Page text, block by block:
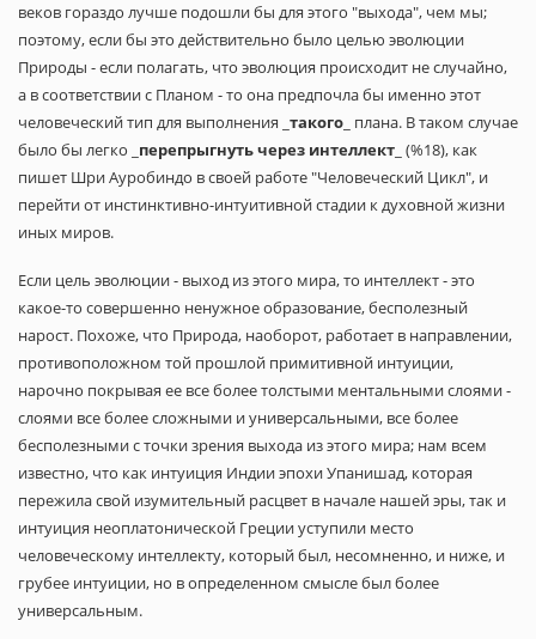
веков гораздо лучше подошли бы для этого "выхода", чем мы;
поэтому, если бы это действительно было целью эволюции
Природы - если полагать, что эволюция происходит не случайно,
а в соответствии с Планом - то она предпочла бы именно этот
человеческий тип для выполнения _ такого _ плана. В таком случае
было бы легко _ перепрыгнуть через интеллект _ (%18), как
пишет Шри Ауробиндо в своей работе "Человеческий Цикл", и
перейти от инстинктивно-интуитивной стадии к духовной жизни
иных миров.
Если цель эволюции - выход из этого мира, то интеллект - это
какое-то совершенно ненужное образование, бесполезный
нарост. Похоже, что Природа, наоборот, работает в направлении,
противоположном той прошлой примитивной интуиции,
нарочно покрывая ее все более толстыми ментальными слоями -
слоями все более сложными и универсальными, все более
бесполезными с точки зрения выхода из этого мира; нам всем
известно, что как интуиция Индии эпохи Упанишад, которая
пережила свой изумительный расцвет в начале нашей эры, так и
интуиция неоплатонической Греции уступили место
человеческому интеллекту, который был, несомненно, и ниже, и
грубее интуиции, но в определенном смысле был более
универсальным.